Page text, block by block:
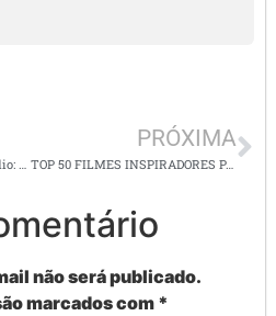
Ed. infantil ao 3º ano ens. médio: Mais 10 filmes inspiradores para professores
PRÓXIMA
TOP 50 FILMES INSPIRADORES PARA PROFESSORES, COORDENADORES, PAIS
não será publicado.
marcados com *